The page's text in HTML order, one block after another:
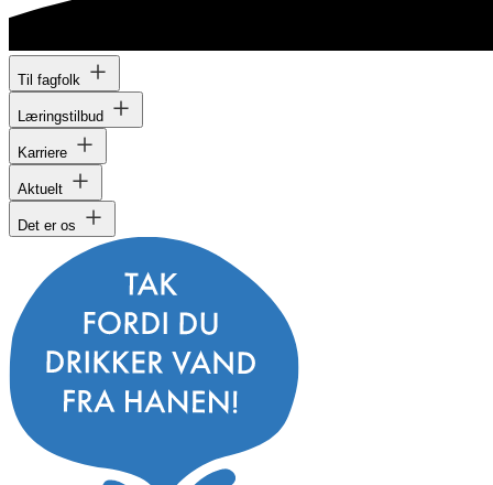
Til fagfolk
Læringstilbud
Karriere
Aktuelt
Det er os